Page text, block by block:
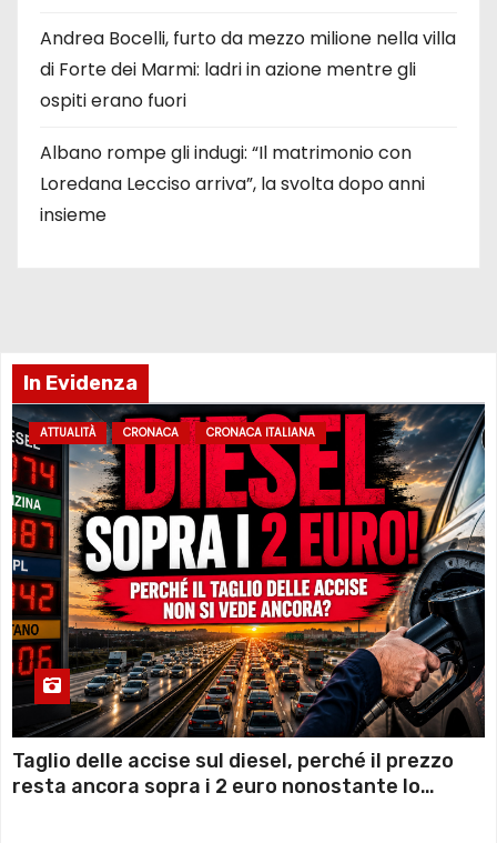
Andrea Bocelli, furto da mezzo milione nella villa
di Forte dei Marmi: ladri in azione mentre gli
ospiti erano fuori
Albano rompe gli indugi: “Il matrimonio con
Loredana Lecciso arriva”, la svolta dopo anni
insieme
In Evidenza
ATTUALITÀ CRONACA CRONACA ITALIANA
Taglio delle accise sul diesel, perché il prezzo
resta ancora sopra i 2 euro nonostante lo